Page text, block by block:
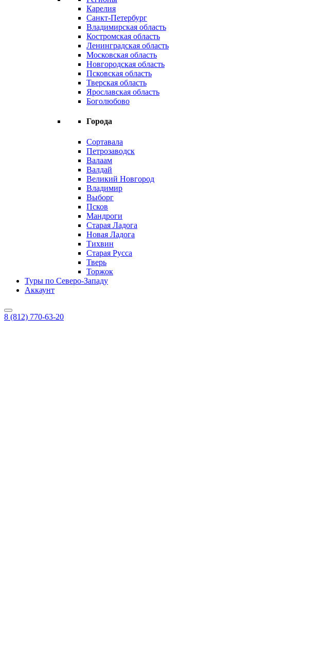
Карелия
Санкт-Петербург
Владимирская область
Костромская область
Ленинградская область
Московская область
Новгородская область
Псковская область
Тверская область
Ярославская область
Боголюбово
Города
Сортавала
Петрозаводск
Валаам
Валдай
Великий Новгород
Владимир
Выборг
Псков
Мандроги
Старая Ладога
Новая Ладога
Тихвин
Старая Русса
Тверь
Торжок
Туры по Северо-Западу
Аккаунт
8 (812) 770-63-20